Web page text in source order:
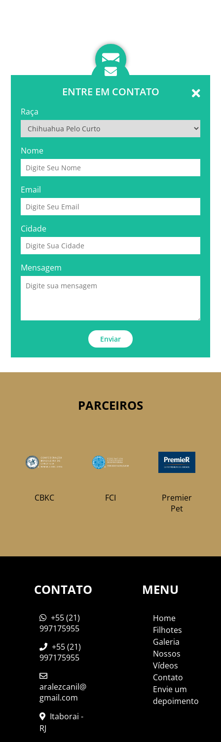
ENTRE EM CONTATO
Raça
Nome
Email
Cidade
Mensagem
Enviar
PARCEIROS
CBKC FCI
Premier
Pet
CONTATO
+55 (21)
997175955
+55 (21)
997175955
aralezcanil@
gmail.com
Itaborai -
RJ
MENU
Home
Filhotes
Galeria
Nossos
Vídeos
Contato
Envie um
depoimento